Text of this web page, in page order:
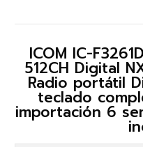
ICOM IC-
512CH Digital
Radio portátil
teclado
importación 6